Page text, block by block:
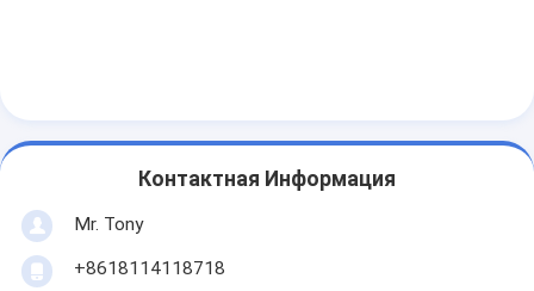
Контактная Информация
Mr. Tony
+8618114118718